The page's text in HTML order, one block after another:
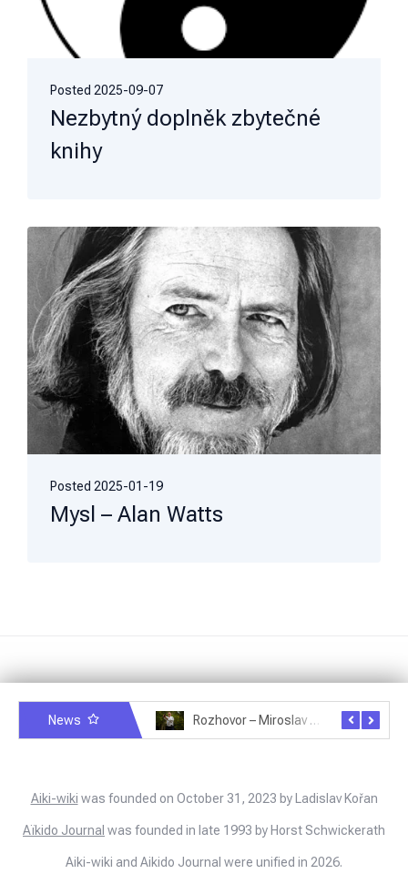
Posted 2025-09-07
Nezbytný doplněk zbytečné
knihy
Posted 2025-01-19
Mysl – Alan Watts
News Rozhovor – Miroslav Šmíd – 22.3.2025
Aiki-wiki was founded on October 31, 2023 by Ladislav Kořan
Aïkido Journal was founded in late 1993 by Horst Schwickerath
Aiki-wiki and Aikido Journal were unified in 2026.